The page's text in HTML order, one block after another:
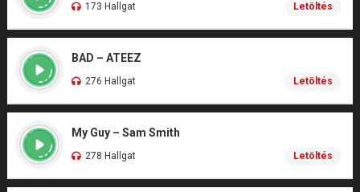
173 Hallgat Letöltés
BAD – ATEEZ
276 Hallgat Letöltés
My Guy – Sam Smith
278 Hallgat Letöltés